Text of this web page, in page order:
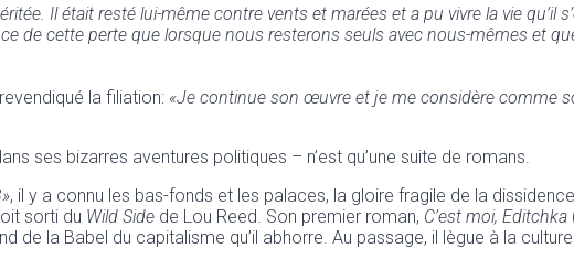
Il était resté lui-même contre vents et marées et a pu vivre la vie qu’il
de cette perte que lorsque nous resterons seuls avec nous-mêmes et
la filiation: «Je continue son œuvre et je me considère comme
ses bizarres aventures politiques – n’est qu’une suite de romans.
, il y a connu les bas-fonds et les palaces, la gloire fragile de la
sorti du Wild Side de Lou Reed. Son premier roman, C’est moi, Editchka
de la Babel du capitalisme qu’il abhorre. Au passage, il lègue à la